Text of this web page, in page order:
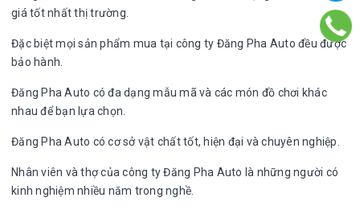
giá tốt nhất thị trường.
Đặc biệt mọi sản phẩm mua tại công ty Đăng Pha Auto đều được
bảo hành.
Đăng Pha Auto có đa dạng mẫu mã và các món đồ chơi khác
nhau để bạn lựa chọn.
Đăng Pha Auto có cơ sở vật chất tốt, hiện đại và chuyên nghiệp.
Nhân viên và thợ của công ty Đăng Pha Auto là những người có
kinh nghiệm nhiều năm trong nghề.